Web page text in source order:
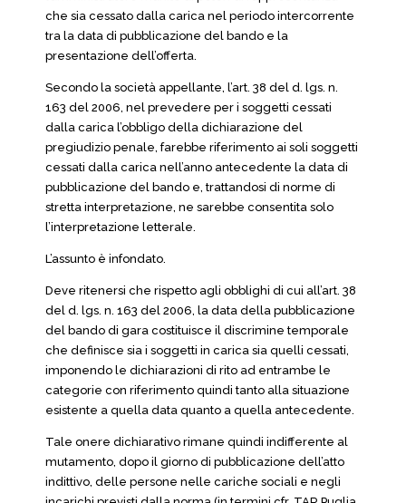
che sia cessato dalla carica nel periodo intercorrente
tra la data di pubblicazione del bando e la
presentazione dell’offerta.
Secondo la società appellante, l’art. 38 del d. lgs. n.
163 del 2006, nel prevedere per i soggetti cessati
dalla carica l’obbligo della dichiarazione del
pregiudizio penale, farebbe riferimento ai soli soggetti
cessati dalla carica nell’anno antecedente la data di
pubblicazione del bando e, trattandosi di norme di
stretta interpretazione, ne sarebbe consentita solo
l’interpretazione letterale.
L’assunto è infondato.
Deve ritenersi che rispetto agli obblighi di cui all’art. 38
del d. lgs. n. 163 del 2006, la data della pubblicazione
del bando di gara costituisce il discrimine temporale
che definisce sia i soggetti in carica sia quelli cessati,
imponendo le dichiarazioni di rito ad entrambe le
categorie con riferimento quindi tanto alla situazione
esistente a quella data quanto a quella antecedente.
Tale onere dichiarativo rimane quindi indifferente al
mutamento, dopo il giorno di pubblicazione dell’atto
indittivo, delle persone nelle cariche sociali e negli